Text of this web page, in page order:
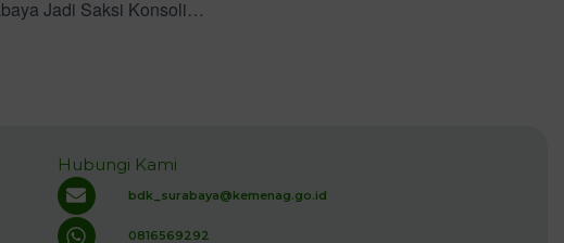
BDK Surabaya Jadi Saksi Konsolidasi KPU se-Jawa Timur dalam Menjaga Demokrasi di Tengah Efisiensi Anggaran
Hubungi Kami
bdk_surabaya@kemenag.go.id
0816569292